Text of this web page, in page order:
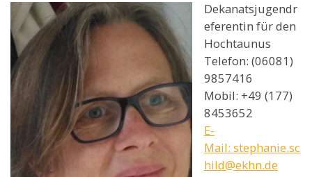
Dekanatsjugendr
eferentin für den
Hochtaunus
Telefon: (06081)
9857416
Mobil: +49 (177)
8453652
E-
Mail: stephanie.sc
hild@ekhn.de